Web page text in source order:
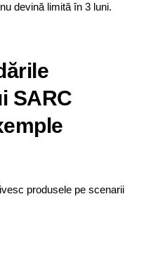
devină limită în 3 luni.
SARC
produsele pe scenarii